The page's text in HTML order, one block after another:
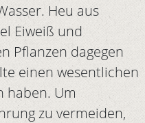
Heu aus
Eiweiß und
Pflanzen dagegen
einen wesentlichen
haben. Um
zu vermeiden,